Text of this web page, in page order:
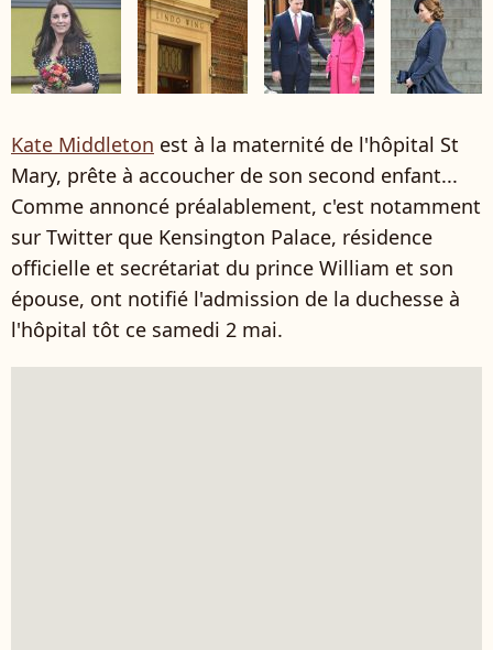
Kate Middleton est à la maternité de l'hôpital St
Mary, prête à accoucher de son second enfant...
Comme annoncé préalablement, c'est notamment
sur Twitter que Kensington Palace, résidence
officielle et secrétariat du prince William et son
épouse, ont notifié l'admission de la duchesse à
l'hôpital tôt ce samedi 2 mai.